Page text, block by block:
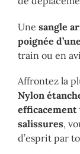
Une sangle
poignée
train ou en
Affrontez la
Nylon
efficacement
salissures,
d’esprit par